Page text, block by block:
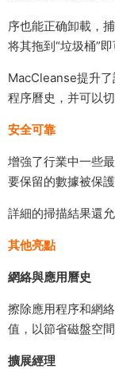
序也能正确卸載，
将其拖到“垃圾桶”
MacCleanse提升
程序曆史，并可以
安全可靠
增強了行業中一些
要保留的數據被保
詳細的掃描結果還
其他亮點
網絡與應用曆史
擦除應用程序和網
值，以節省磁盤空
擴展經理